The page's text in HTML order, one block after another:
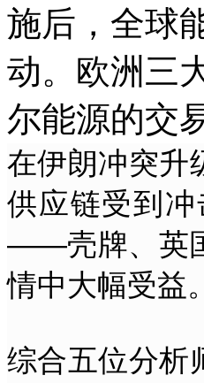
施后，全球
动。欧洲三
尔能源的交
在伊朗冲突升
供应链受到
——壳牌、英
情中大幅受益。
综合五位分析